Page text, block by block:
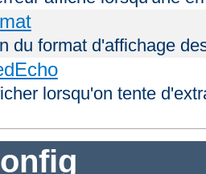
du format d'affichage
lorsqu'on tente